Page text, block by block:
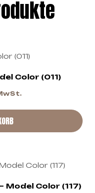
Color (011)
Model Color (117)